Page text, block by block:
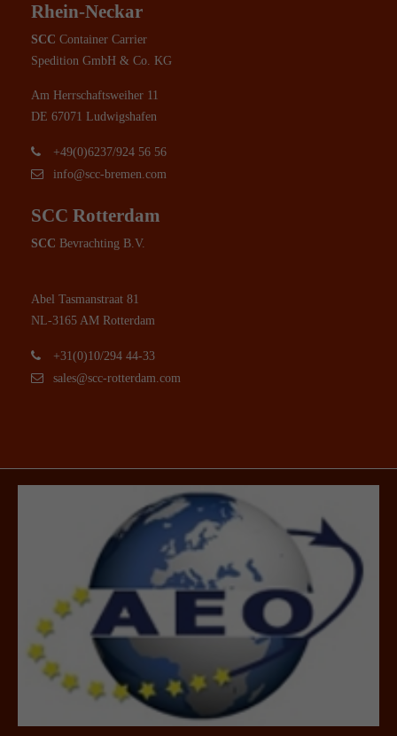
Rhein-Neckar
SCC Container Carrier
Spedition GmbH & Co. KG
Am Herrschaftsweiher 11
DE 67071 Ludwigshafen
+49(0)6237/924 56 56
info@scc-bremen.com
SCC Rotterdam
SCC Bevrachting B.V.
Abel Tasmanstraat 81
NL-3165 AM Rotterdam
+31(0)10/294 44-33
sales@scc-rotterdam.com